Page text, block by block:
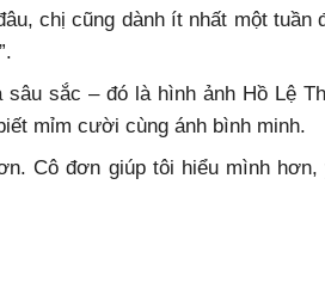
chị cũng dành ít nhất một tuần
sắc – đó là hình ảnh Hồ Lệ
mỉm cười cùng ánh bình minh.
Cô đơn giúp tôi hiểu mình